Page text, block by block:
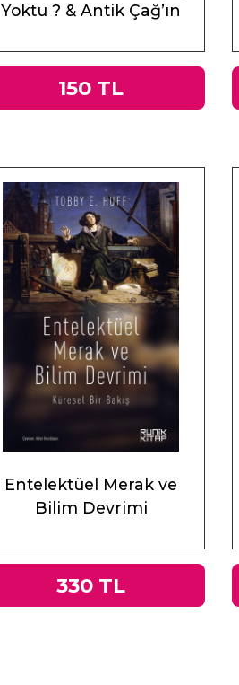
Yoktu ? & Antik Çağ’ın
150 TL
Entelektüel Merak ve
Bilim Devrimi
330 TL